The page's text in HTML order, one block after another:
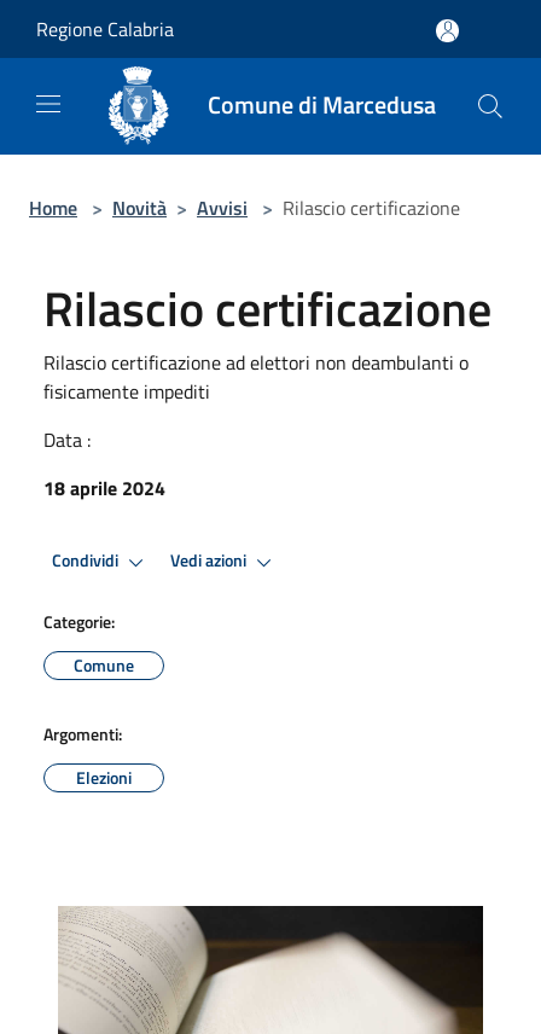
Regione Calabria
Comune di Marcedusa
Home > Novità > Avvisi > Rilascio certificazione
Rilascio certificazione
Rilascio certificazione ad elettori non deambulanti o
fisicamente impediti
Data :
18 aprile 2024
Condividi Vedi azioni
Categorie:
Comune
Argomenti:
Elezioni